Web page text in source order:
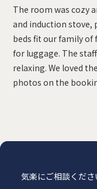
キャンペーン
ホテル関連情報
プチ
ヤビ
利用規約
FAQ
各種書類一覧
The room was cozy
and induction stove,
beds fit our family of
for luggage. The
relaxing. We loved
photos on the
気楽にご相談くださ